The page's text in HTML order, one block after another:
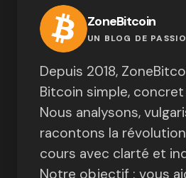
ZoneBitcoin
UN BLOG DE
Depuis 2018,
Bitcoin simple,
Nous analysons,
racontons la
cours avec clarté et
Notre objectif : vous